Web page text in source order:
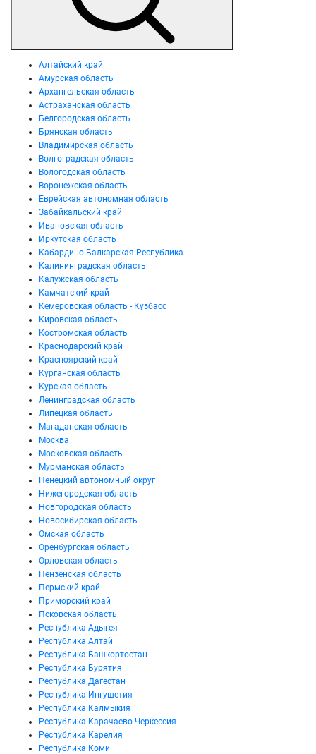
Алтайский край
Амурская область
Архангельская область
Астраханская область
Белгородская область
Брянская область
Владимирская область
Волгоградская область
Вологодская область
Воронежская область
Еврейская автономная область
Забайкальский край
Ивановская область
Иркутская область
Кабардино-Балкарская Республика
Калининградская область
Калужская область
Камчатский край
Кемеровская область - Кузбасс
Кировская область
Костромская область
Краснодарский край
Красноярский край
Курганская область
Курская область
Ленинградская область
Липецкая область
Магаданская область
Москва
Московская область
Мурманская область
Ненецкий автономный округ
Нижегородская область
Новгородская область
Новосибирская область
Омская область
Оренбургская область
Орловская область
Пензенская область
Пермский край
Приморский край
Псковская область
Республика Адыгея
Республика Алтай
Республика Башкортостан
Республика Бурятия
Республика Дагестан
Республика Ингушетия
Республика Калмыкия
Республика Карачаево-Черкессия
Республика Карелия
Республика Коми